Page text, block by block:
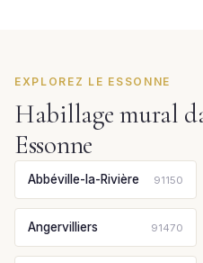
EXPLOREZ LE ESSONNE
Habillage mural
Essonne
Abbéville-la-Rivière 91150
Angervilliers 91470